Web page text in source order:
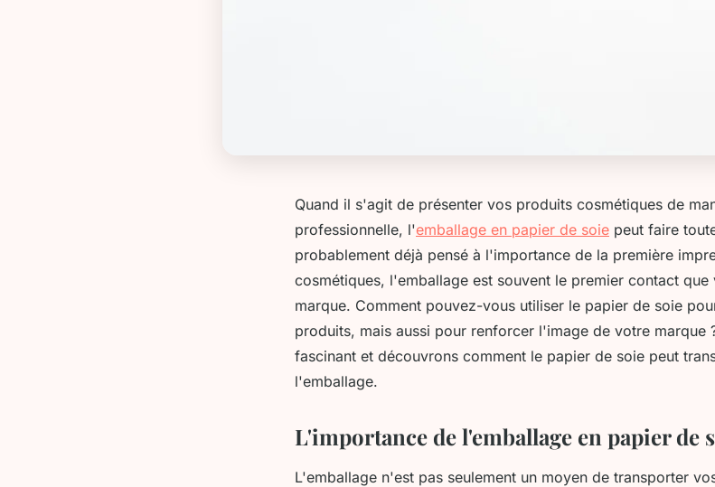
Quand il s'agit de présenter vos produits cosmétiques de
professionnelle, l'emballage en papier de soie peut faire
probablement déjà pensé à l'importance de la première
cosmétiques, l'emballage est souvent le premier contact
marque. Comment pouvez-vous utiliser le papier de soie
produits, mais aussi pour renforcer l'image de votre marque
fascinant et découvrons comment le papier de soie peut
l'emballage.
L'importance de l'emballage en papier de
L'emballage n'est pas seulement un moyen de transporter